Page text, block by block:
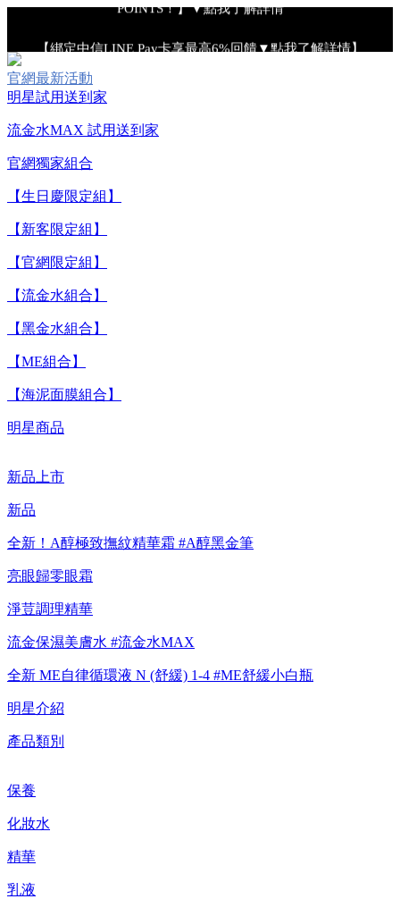
【綁定中信LINE Pay卡享最高6%回饋▼點我了解詳情】
【重要公告】IPSA 無法驗證非官方通路銷售之品牌商品的真實
【全新流金水MAX 百元試用送到家！再享回購金】▼點我立
【8/4-8/9 新客LINE購物導購滿$2,000送100點LINE
【綁定中信LINE Pay卡享最高6%回饋▼點我了解詳情】
【重要公告】IPSA 無法驗證非官方通路銷售之品牌商品的真實
官網最新活動
明星試用送到家
流金水MAX 試用送到家
官網獨家組合
【生日慶限定組】
【新客限定組】
【官網限定組】
【流金水組合】
【黑金水組合】
【ME組合】
【海泥面膜組合】
明星商品
新品上市
新品
全新！A醇極致撫紋精華霜 #A醇黑金筆
亮眼歸零眼霜
淨荳調理精華
流金保濕美膚水 #流金水MAX
全新 ME自律循環液 N (舒緩) 1-4 #ME舒緩小白瓶
明星介紹
產品類別
保養
化妝水
精華
乳液